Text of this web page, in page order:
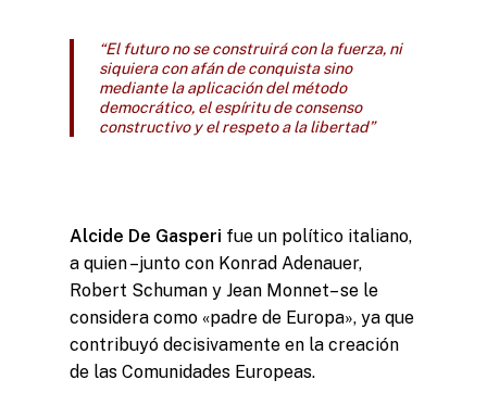
“El futuro no se construirá con la fuerza, ni
siquiera con afán de conquista sino
mediante la aplicación del método
democrático, el espíritu de consenso
constructivo y el respeto a la libertad”
Alcide De Gasperi fue un político italiano,
a quien –junto con Konrad Adenauer,
Robert Schuman y Jean Monnet– se le
considera como «padre de Europa», ya que
contribuyó decisivamente en la creación
de las Comunidades Europeas.